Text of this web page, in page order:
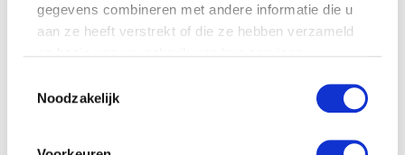
gegevens combineren met andere informatie die u
aan ze heeft verstrekt of die ze hebben verzameld
Noodzakelijk
niet echt. Super cliché maar op zo’n moment wil je dat
het gewoon gezond is! Er bleek tijdens de echo wat
’tussen de beentjes te hangen’ dus we konden ons gaan
“Helaas kan geen een